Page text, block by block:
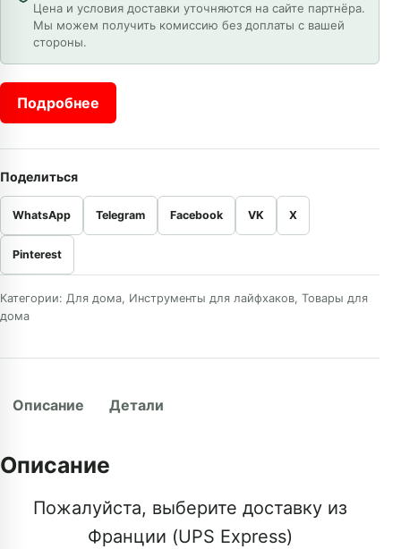
Цена и условия доставки уточняются на сайте партнёра.
Мы можем получить комиссию без доплаты с вашей
стороны.
Подробнее
Поделиться
WhatsApp Telegram Facebook VK X
Pinterest
Категории: Для дома, Инструменты для лайфхаков, Товары для
дома
Описание Детали
Описание
Пожалуйста, выберите доставку из
Франции (UPS Express)